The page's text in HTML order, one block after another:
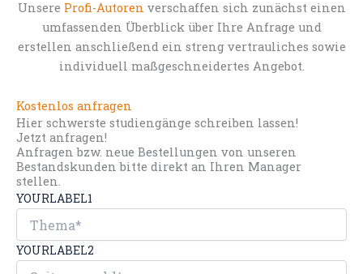
Unsere Profi-Autoren verschaffen sich zunächst einen
umfassenden Überblick über Ihre Anfrage und
erstellen anschließend ein streng vertrauliches sowie
individuell maßgeschneidertes Angebot.
Kostenlos anfragen
Hier schwerste studiengänge schreiben lassen!
Jetzt anfragen!
Anfragen bzw. neue Bestellungen von unseren
Bestandskunden bitte direkt an Ihren Manager
stellen.
YOURLABEL1
YOURLABEL2